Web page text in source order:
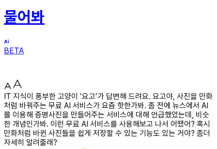
물어봐
BETA
IT 지식이 풍부한 고양이 ‘요고’가 답변해 드려요. 요고야, 사진을 만화
처럼 바꿔주는 무료 AI 서비스가 요즘 핫한가봐. 좀 전에 뉴스에서 AI
를 이용해 증명사진을 만들어주는 서비스에 대해 언급했었는데, 비슷
한 개념인가봐. 이런 무료 AI 서비스를 사용해보고 나서 어땠어? 혹시
만화처럼 바뀐 사진들을 쉽게 저장할 수 있는 기능도 있는 거야? 좀더
자세히 알려줄래?